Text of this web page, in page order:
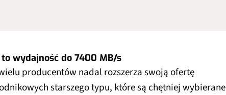
to wydajność do 7400 MB/s
producentów nadal rozszerza swoją ofertę
starszego typu, które są chętniej wybierane